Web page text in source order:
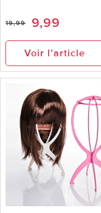
19,99 9,99
Voir l’article